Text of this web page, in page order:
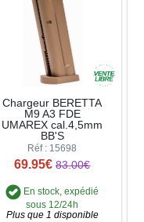
Chargeur BERETTA
M9 A3 FDE
UMAREX cal.4,5mm
BB'S
Réf : 15698
69.95€ 83.00€
En stock, expédié
sous 12/24h
Plus que 1 disponible